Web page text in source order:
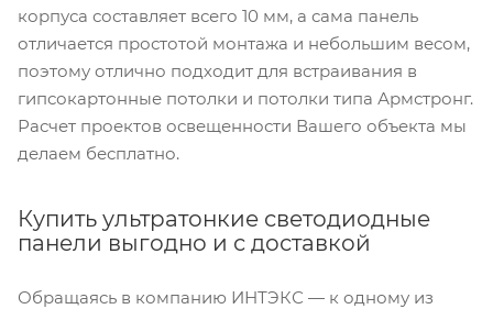
корпуса составляет всего 10 мм, а сама панель
отличается простотой монтажа и небольшим весом,
поэтому отлично подходит для встраивания в
гипсокартонные потолки и потолки типа Армстронг.
Расчет проектов освещенности Вашего объекта мы
делаем бесплатно.
Купить ультратонкие светодиодные
панели выгодно и с доставкой
Обращаясь в компанию ИНТЭКС — к одному из